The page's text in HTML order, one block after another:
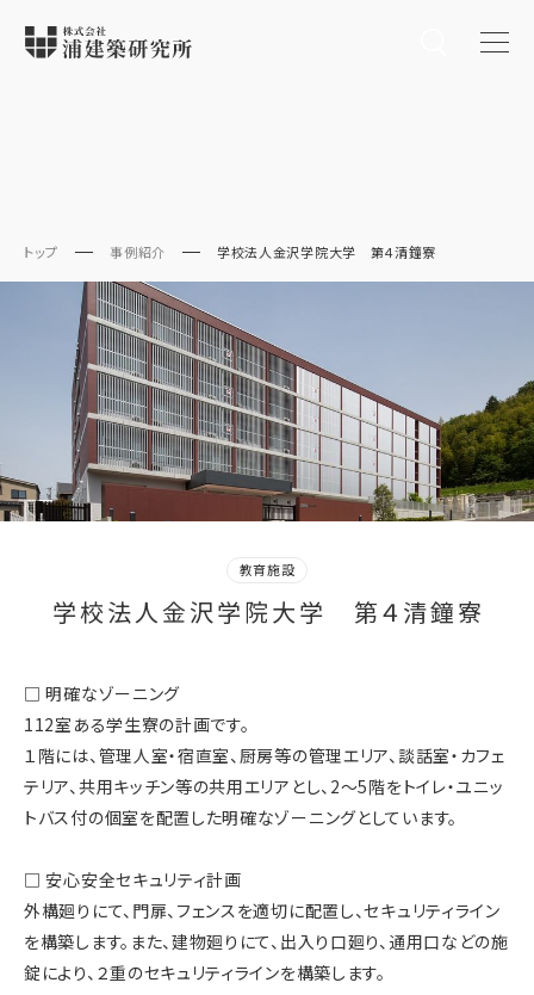
トップ 事例紹介 学校法人金沢学院大学 第４清鐘寮
教育施設
学校法人金沢学院大学 第４清鐘寮
□ 明確なゾーニング
112室ある学生寮の計画です。
１階には、管理人室・宿直室、厨房等の管理エリア、談話室・カフェ
テリア、共用キッチン等の共用エリアとし、2～5階をトイレ・ユニッ
トバス付の個室を配置した明確なゾーニングとしています。
□ 安心安全セキュリティ計画
外構廻りにて、門扉、フェンスを適切に配置し、セキュリティライン
を構築します。また、建物廻りにて、出入り口廻り、通用口などの施
錠により、２重のセキュリティラインを構築します。